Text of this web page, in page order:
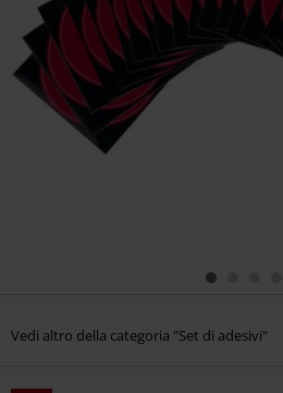
Vedi altro della categoria "Set di adesivi"